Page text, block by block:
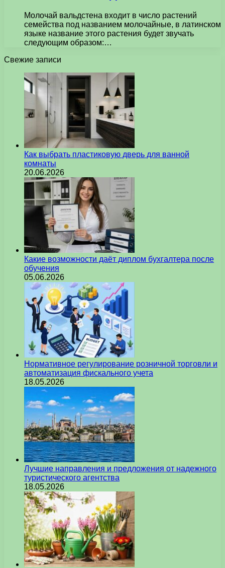
Молочай вальдстена входит в число растений
семейства под названием молочайные, в латинском
языке название этого растения будет звучать
следующим образом:…
Свежие записи
Как выбрать пластиковую дверь для ванной
комнаты
20.06.2026
Какие возможности даёт диплом бухгалтера после
обучения
05.06.2026
Нормативное регулирование розничной торговли и
автоматизация фискального учета
18.05.2026
Лучшие направления и предложения от надежного
туристического агентства
18.05.2026